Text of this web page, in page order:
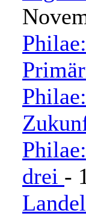
drei -